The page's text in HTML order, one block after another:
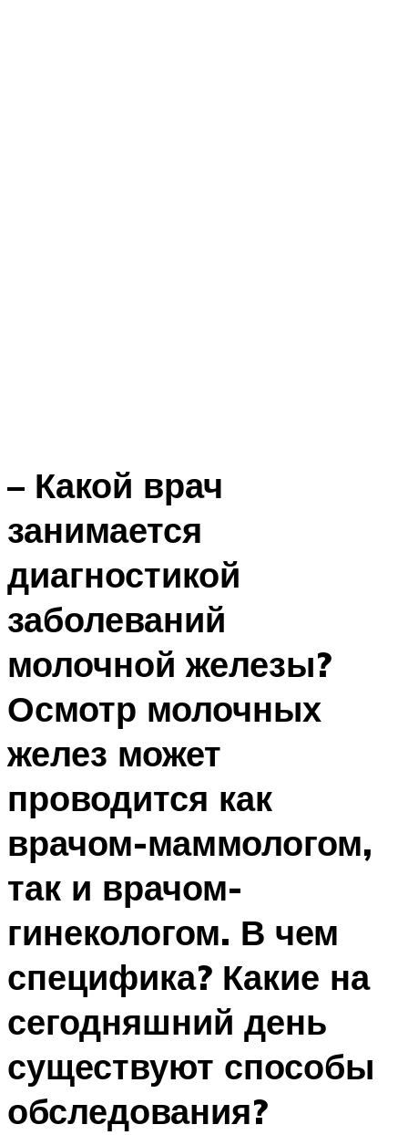
– Какой врач
занимается
диагностикой
заболеваний
молочной железы?
Осмотр молочных
желез может
проводится как
врачом-маммологом,
так и врачом-
гинекологом. В чем
специфика? Какие на
сегодняшний день
существуют способы
обследования?